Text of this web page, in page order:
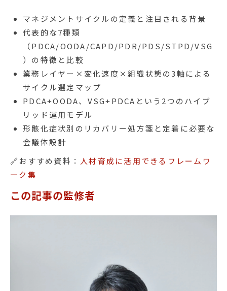
マネジメントサイクルの定義と注目される背景
代表的な7種類
（PDCA/OODA/CAPD/PDR/PDS/STPD/VSG
）の特徴と比較
業務レイヤー×変化速度×組織状態の3軸による
サイクル選定マップ
PDCA+OODA、VSG+PDCAという2つのハイブ
リッド運用モデル
形骸化症状別のリカバリー処方箋と定着に必要な
会議体設計
🔗おすすめ資料： 人材育成に活用できるフレームワ
ーク集
この記事の監修者